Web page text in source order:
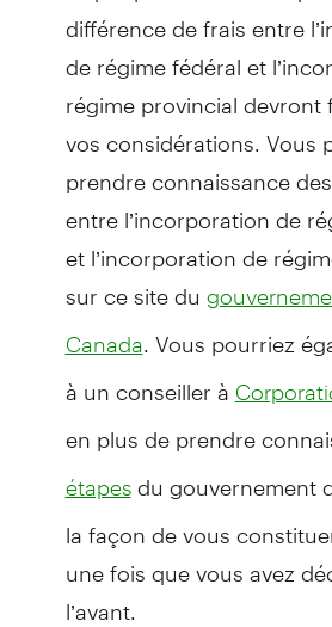
différence de frais entre
de régime fédéral et
régime provincial devront
vos considérations. Vous
prendre connaissance
entre l’incorporation de
et l’incorporation de
sur ce site du
Canada . Vous pourriez
à un conseiller à
en plus de prendre
étapesdu gouvernement
la façon de vous
une fois que vous avez
l’avant.